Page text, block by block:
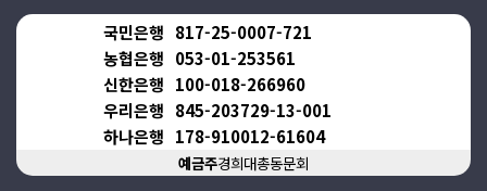
국민은행 817-25-0007-721
농협은행 053-01-253561
신한은행 100-018-266960
우리은행 845-203729-13-001
하나은행 178-910012-61604
예금주경희대총동문회